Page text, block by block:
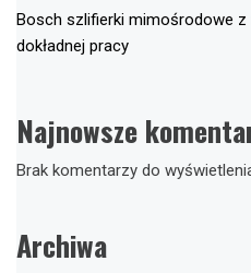
Bosch szlifierki mimośrodowe
dokładnej pracy
Najnowsze
Brak komentarzy do
Archiwa